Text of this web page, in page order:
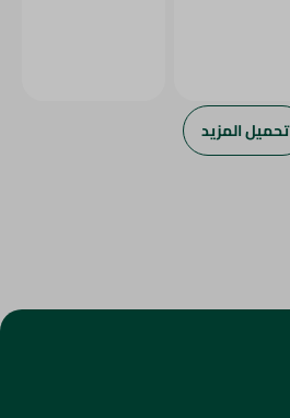
تحميل المزيد